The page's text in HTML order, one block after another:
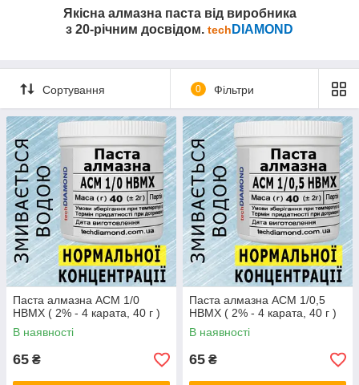
Якісна алмазна паста від виробника
з 20‑річним досвідом. tech DIAMOND
Сортування 0 Фільтри
Паста алмазна АСМ 1/0
НВМХ ( 2% - 4 карата, 40 г )
В наявності
65 ₴
Паста алмазна АСМ 1/0,5
НВМХ ( 2% - 4 карата, 40 г )
В наявності
65 ₴